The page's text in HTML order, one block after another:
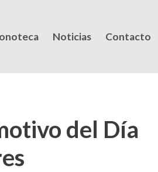
Noticias Contacto
del Día